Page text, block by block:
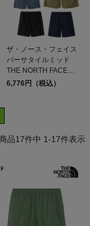
ザ・ノース・フェイス
バーサタイルミッド
THE NORTH FACE
Versatile Mid
6,776円（税込）
17件中 1-17件表示